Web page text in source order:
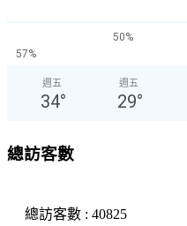
50%
57%
週五
34°
週五
29°
總訪客數
總訪客數 : 40825